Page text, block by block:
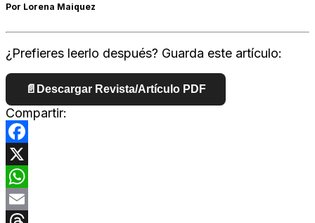
Por Lorena Maiquez
¿Prefieres leerlo después? Guarda este artículo:
📄 Descargar Revista/Artículo PDF
Compartir:
Facebook
X
WhatsApp